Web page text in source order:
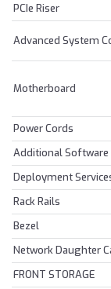
PCIe Riser
Advanced System
Motherboard
Power Cords
Additional Software
Deployment
Rack Rails
Bezel
Network Daughter
FRONT STORAGE